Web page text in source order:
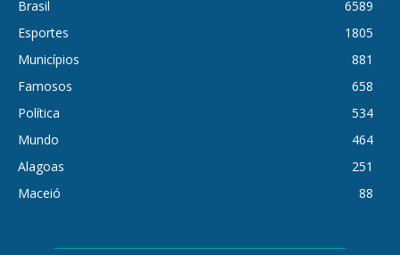
Brasil
6589
Esportes
1805
Municípios
881
Famosos
658
Política
534
Mundo
464
Alagoas
251
Maceió
88